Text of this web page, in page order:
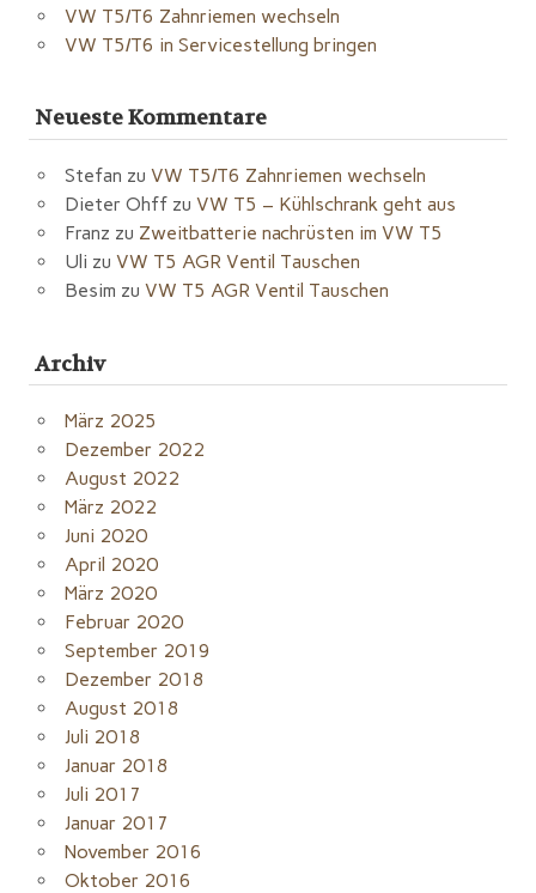
VW T5/T6 Zahnriemen wechseln
VW T5/T6 in Servicestellung bringen
Neueste Kommentare
Stefan zu VW T5/T6 Zahnriemen wechseln
Dieter Ohff zu VW T5 – Kühlschrank geht aus
Franz zu Zweitbatterie nachrüsten im VW T5
Uli zu VW T5 AGR Ventil Tauschen
Besim zu VW T5 AGR Ventil Tauschen
Archiv
März 2025
Dezember 2022
August 2022
März 2022
Juni 2020
April 2020
März 2020
Februar 2020
September 2019
Dezember 2018
August 2018
Juli 2018
Januar 2018
Juli 2017
Januar 2017
November 2016
Oktober 2016